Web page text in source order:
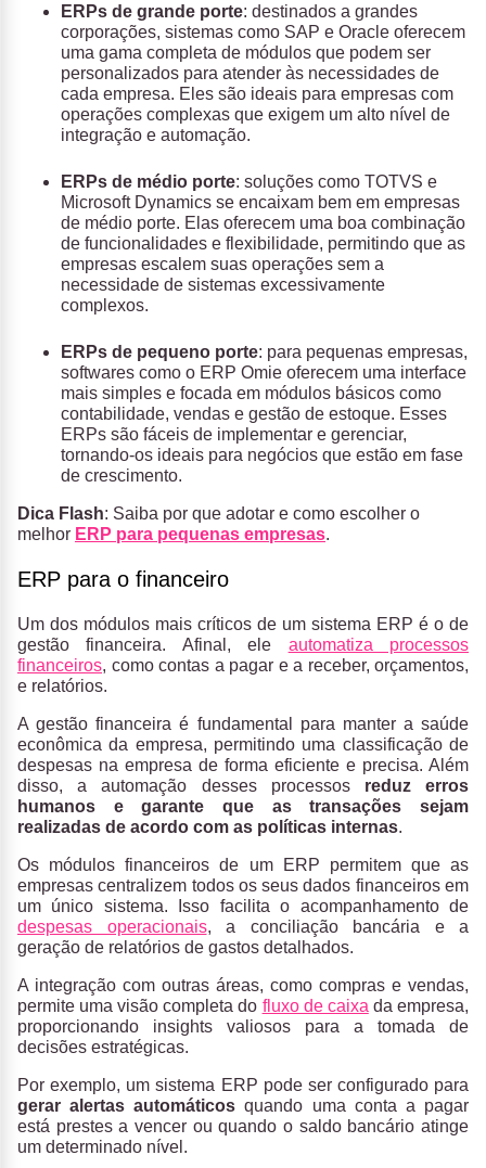
ERPs de grande porte: destinados a grandes
corporações, sistemas como SAP e Oracle oferecem
uma gama completa de módulos que podem ser
personalizados para atender às necessidades de
cada empresa. Eles são ideais para empresas com
operações complexas que exigem um alto nível de
integração e automação.
ERPs de médio porte: soluções como TOTVS e
Microsoft Dynamics se encaixam bem em empresas
de médio porte. Elas oferecem uma boa combinação
de funcionalidades e flexibilidade, permitindo que as
empresas escalem suas operações sem a
necessidade de sistemas excessivamente
complexos.
ERPs de pequeno porte: para pequenas empresas,
softwares como o ERP Omie oferecem uma interface
mais simples e focada em módulos básicos como
contabilidade, vendas e gestão de estoque. Esses
ERPs são fáceis de implementar e gerenciar,
tornando-os ideais para negócios que estão em fase
de crescimento.
Dica Flash: Saiba por que adotar e como escolher o
melhor ERP para pequenas empresas.
ERP para o financeiro
Um dos módulos mais críticos de um sistema ERP é o de
gestão financeira. Afinal, ele automatiza processos
financeiros, como contas a pagar e a receber, orçamentos,
e relatórios.
A gestão financeira é fundamental para manter a saúde
econômica da empresa, permitindo uma classificação de
despesas na empresa de forma eficiente e precisa. Além
disso, a automação desses processos reduz erros
humanos e garante que as transações sejam
realizadas de acordo com as políticas internas.
Os módulos financeiros de um ERP permitem que as
empresas centralizem todos os seus dados financeiros em
um único sistema. Isso facilita o acompanhamento de
despesas operacionais, a conciliação bancária e a
geração de relatórios de gastos detalhados.
A integração com outras áreas, como compras e vendas,
permite uma visão completa do fluxo de caixa da empresa,
proporcionando insights valiosos para a tomada de
decisões estratégicas.
Por exemplo, um sistema ERP pode ser configurado para
gerar alertas automáticos quando uma conta a pagar
está prestes a vencer ou quando o saldo bancário atinge
um determinado nível.